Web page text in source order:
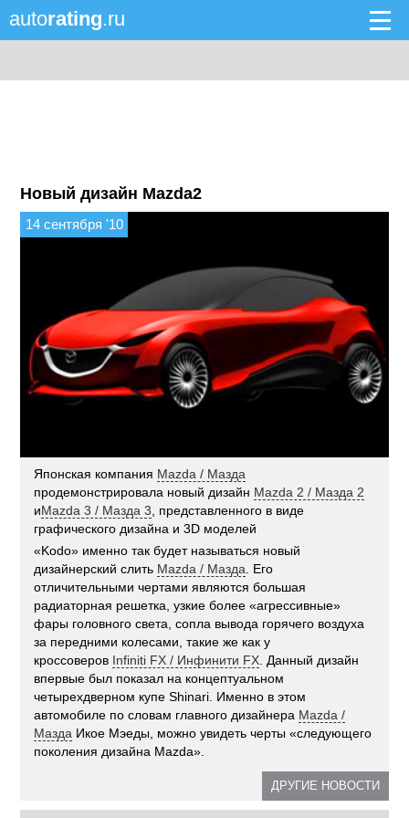
autorating.ru
Новый дизайн Mazda2
14 сентября '10
Японская компания Mazda / Мазда
продемонстрировала новый дизайн Mazda 2 / Мазда 2
иMazda 3 / Мазда 3 , представленного в виде
графического дизайна и 3D моделей
«Kodo» именно так будет называться новый
дизайнерский слить Mazda / Мазда . Его
отличительными чертами являются большая
радиаторная решетка, узкие более «агрессивные»
фары головного света, сопла вывода горячего воздуха
за передними колесами, такие же как у
кроссоверов Infiniti FX / Инфинити FX . Данный дизайн
впервые был показал на концептуальном
четырехдверном купе Shinari. Именно в этом
автомобиле по словам главного дизайнера Mazda /
Мазда Икое Мэеды, можно увидеть черты «следующего
поколения дизайна Mazda».
ДРУГИЕ НОВОСТИ